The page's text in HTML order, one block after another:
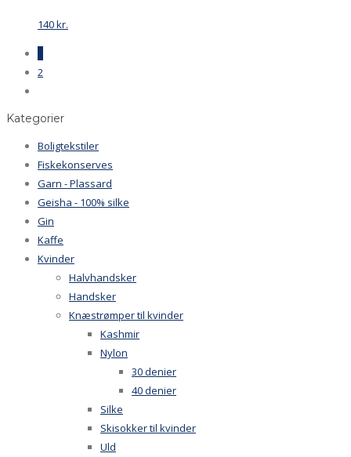
140kr.
2
Kategorier
Boligtekstiler
Fiskekonserves
Garn - Plassard
Geisha - 100% silke
Gin
Kaffe
Kvinder
Halvhandsker
Handsker
Knæstrømper til kvinder
Kashmir
Nylon
30 denier
40 denier
Silke
Skisokker til kvinder
Uld